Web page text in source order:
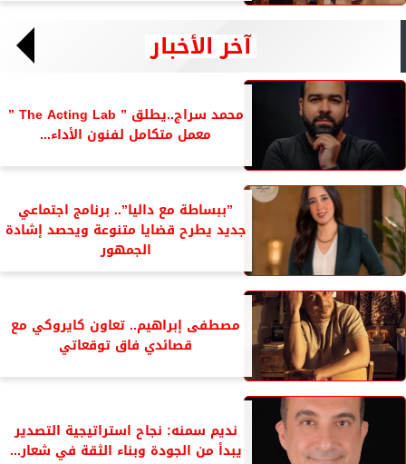
آخر الأخبار
محمد سراج..يطلق ” The Acting Lab ”
معمل متكامل لفنون الأداء...
”ببساطة مع داليا”.. برنامج اجتماعي
جديد يطرح قضايا متنوعة ويحصد إشادة
الجمهور
مصطفى إبراهيم.. تعاون كايروكي مع
قصائدي فاق توقعاتي
نديم سمنه: نجاح استراتيجية التصدير
يبدأ من الجودة وبناء الثقة في شعار...